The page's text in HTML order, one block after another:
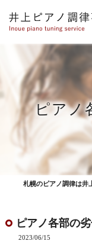
ピアノ
ピアノ各部の
2023/06/15